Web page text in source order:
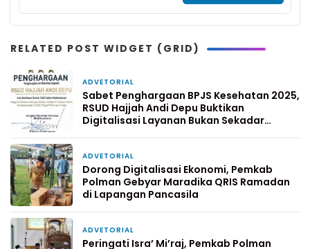
RELATED POST WIDGET (GRID)
ADVETORIAL
Sabet Penghargaan BPJS Kesehatan 2025,
RSUD Hajjah Andi Depu Buktikan
Digitalisasi Layanan Bukan Sekadar
ADVETORIAL
Dorong Digitalisasi Ekonomi, Pemkab
Polman Gebyar Maradika QRIS Ramadan
di Lapangan Pancasila
ADVETORIAL
Peringati Isra’ Mi’raj, Pemkab Polman